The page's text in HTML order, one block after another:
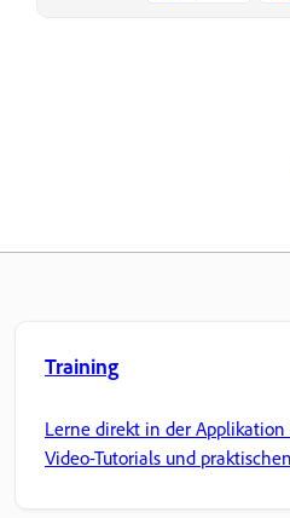
Training
Lerne direkt in der
Video-Tutorials und